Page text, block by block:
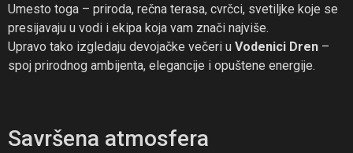
Umesto toga – priroda, rečna terasa, cvrčci, svetiljke koje se
presijavaju u vodi i ekipa koja vam znači najviše.
Upravo tako izgledaju devojačke večeri u Vodenici Dren –
spoj prirodnog ambijenta, elegancije i opuštene energije.
Savršena atmosfera